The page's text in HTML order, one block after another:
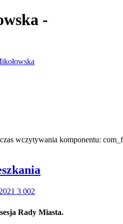
-
wczytywania komponentu:
Rady Miasta.